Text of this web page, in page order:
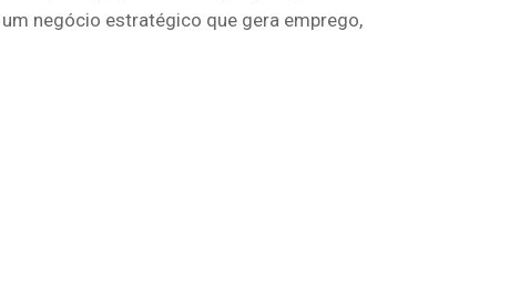
negócio estratégico que gera emprego,